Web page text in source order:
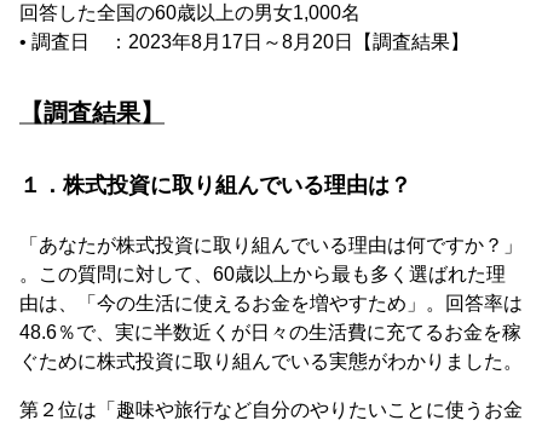
回答した全国の60歳以上の男女1,000名
• 調査日 ：2023年8月17日～8月20日【調査結果】
【調査結果】
１．株式投資に取り組んでいる理由は？
「あなたが株式投資に取り組んでいる理由は何ですか？」
。この質問に対して、60歳以上から最も多く選ばれた理
由は、「今の生活に使えるお金を増やすため」。回答率は
48.6％で、実に半数近くが日々の生活費に充てるお金を稼
ぐために株式投資に取り組んでいる実態がわかりました。
第２位は「趣味や旅行など自分のやりたいことに使うお金